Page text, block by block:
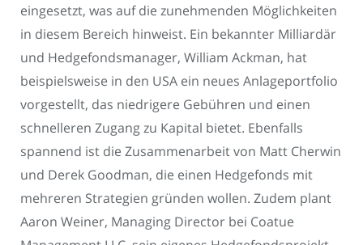
eingesetzt, was auf die zunehmenden Möglichkeiten
in diesem Bereich hinweist. Ein bekannter Milliardär
und Hedgefondsmanager, William Ackman, hat
beispielsweise in den USA ein neues Anlageportfolio
vorgestellt, das niedrigere Gebühren und einen
schnelleren Zugang zu Kapital bietet. Ebenfalls
spannend ist die Zusammenarbeit von Matt Cherwin
und Derek Goodman, die einen Hedgefonds mit
mehreren Strategien gründen wollen. Zudem plant
Aaron Weiner, Managing Director bei Coatue